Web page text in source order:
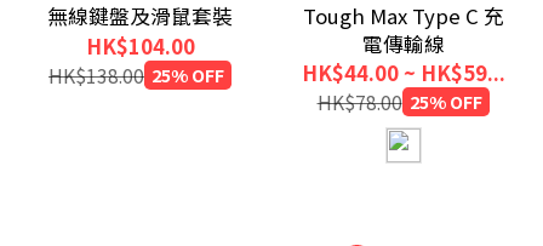
無線鍵盤及滑鼠套裝
HK$104.00
HK$138.00 25% OFF
Tough Max Type C 充
電傳輸線
HK$44.00 ~ HK$59...
HK$78.00 25% OFF